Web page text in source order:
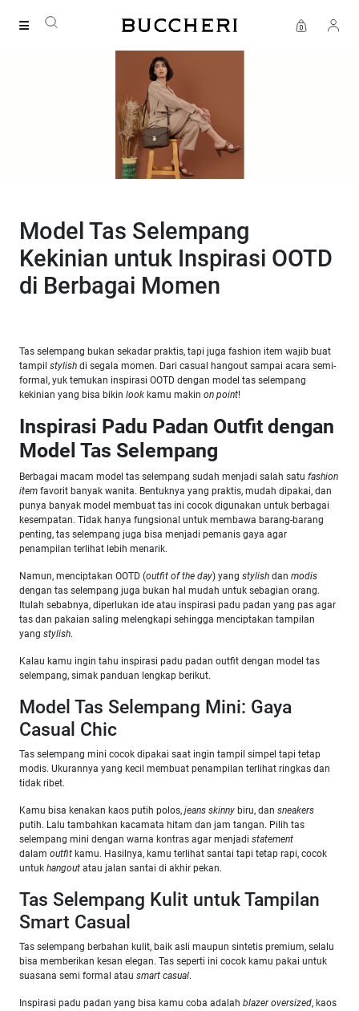
Model Tas Selempang
Kekinian untuk Inspirasi OOTD
di Berbagai Momen
Tas selempang bukan sekadar praktis, tapi juga fashion item wajib buat
tampil stylish di segala momen. Dari casual hangout sampai acara semi-
formal, yuk temukan inspirasi OOTD dengan model tas selempang
kekinian yang bisa bikin look kamu makin on point!
Inspirasi Padu Padan Outfit dengan
Model Tas Selempang
Berbagai macam model tas selempang sudah menjadi salah satu fashion
item favorit banyak wanita. Bentuknya yang praktis, mudah dipakai, dan
punya banyak model membuat tas ini cocok digunakan untuk berbagai
kesempatan. Tidak hanya fungsional untuk membawa barang-barang
penting, tas selempang juga bisa menjadi pemanis gaya agar
penampilan terlihat lebih menarik.
Namun, menciptakan OOTD (outfit of the day) yang stylish dan modis
dengan tas selempang juga bukan hal mudah untuk sebagian orang.
Itulah sebabnya, diperlukan ide atau inspirasi padu padan yang pas agar
tas dan pakaian saling melengkapi sehingga menciptakan tampilan
yang stylish.
Kalau kamu ingin tahu inspirasi padu padan outfit dengan model tas
selempang, simak panduan lengkap berikut.
Model Tas Selempang Mini: Gaya
Casual Chic
Tas selempang mini cocok dipakai saat ingin tampil simpel tapi tetap
modis. Ukurannya yang kecil membuat penampilan terlihat ringkas dan
tidak ribet.
Kamu bisa kenakan kaos putih polos, jeans skinny biru, dan sneakers
putih. Lalu tambahkan kacamata hitam dan jam tangan. Pilih tas
selempang mini dengan warna kontras agar menjadi statement
dalam outfit kamu. Hasilnya, kamu terlihat santai tapi tetap rapi, cocok
untuk hangout atau jalan santai di akhir pekan.
Tas Selempang Kulit untuk Tampilan
Smart Casual
Tas selempang berbahan kulit, baik asli maupun sintetis premium, selalu
bisa memberikan kesan elegan. Tas seperti ini cocok kamu pakai untuk
suasana semi formal atau smart casual.
Inspirasi padu padan yang bisa kamu coba adalah blazer oversized, kaos